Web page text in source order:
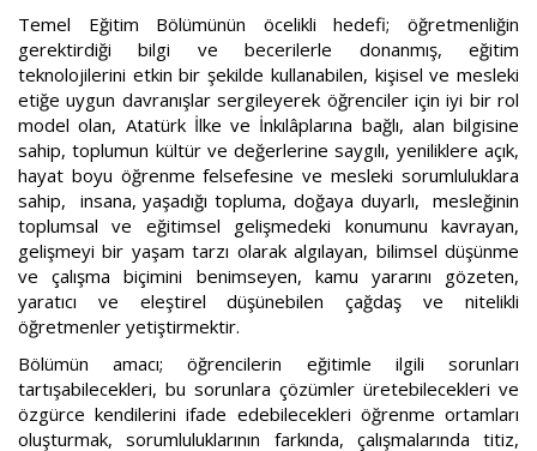
Temel Eğitim Bölümünün öcelikli hedefi; öğretmenliğin
gerektirdiği bilgi ve becerilerle donanmış, eğitim
teknolojilerini etkin bir şekilde kullanabilen, kişisel ve mesleki
etiğe uygun davranışlar sergileyerek öğrenciler için iyi bir rol
model olan, Atatürk İlke ve İnkılâplarına bağlı, alan bilgisine
sahip, toplumun kültür ve değerlerine saygılı, yeniliklere açık,
hayat boyu öğrenme felsefesine ve mesleki sorumluluklara
sahip, insana, yaşadığı topluma, doğaya duyarlı, mesleğinin
toplumsal ve eğitimsel gelişmedeki konumunu kavrayan,
gelişmeyi bir yaşam tarzı olarak algılayan, bilimsel düşünme
ve çalışma biçimini benimseyen, kamu yararını gözeten,
yaratıcı ve eleştirel düşünebilen
çağdaş ve nitelikli
öğretmenler yetiştirmektir.
Bölümün amacı; öğrencilerin eğitimle ilgili sorunları
tartışabilecekleri, bu sorunlara çözümler üretebilecekleri ve
özgürce kendilerini ifade edebilecekleri öğrenme ortamları
oluşturmak, sorumluluklarının farkında, çalışmalarında titiz,